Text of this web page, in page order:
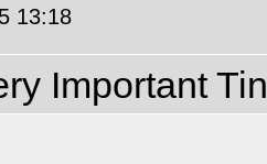
13:18
Important